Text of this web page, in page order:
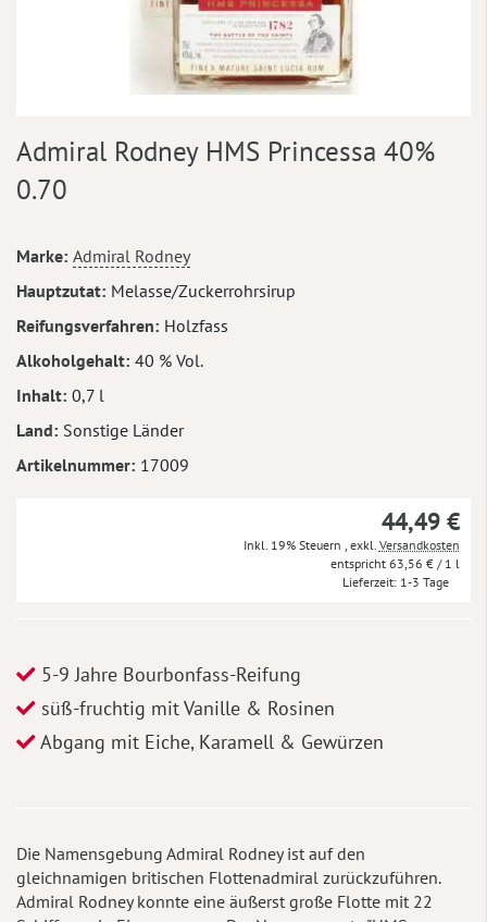
Anfang
der
Bildergalerie
Admiral Rodney HMS Princessa 40%
0.70
Mehr
Informationen
Marke Admiral Rodney
Hauptzutat Melasse/Zuckerrohrsirup
Reifungsverfahren Holzfass
Alkoholgehalt 40 % Vol.
Inhalt 0,7 l
Land Sonstige Länder
Artikelnummer 17009
44,49 €
Inkl. 19% Steuern exkl. Versandkosten
63,56 € / 1 l
Lieferzeit 1-3 Tage
5-9 Jahre Bourbonfass-Reifung
süß-fruchtig mit Vanille & Rosinen
Abgang mit Eiche, Karamell & Gewürzen
Die Namensgebung Admiral Rodney ist auf den
gleichnamigen britischen Flottenadmiral zurückzuführen.
Admiral Rodney konnte eine äußerst große Flotte mit 22